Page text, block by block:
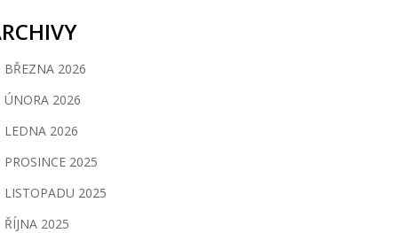
BŘEZNA 2026
ÚNORA 2026
LEDNA 2026
PROSINCE 2025
LISTOPADU 2025
ŘÍJNA 2025